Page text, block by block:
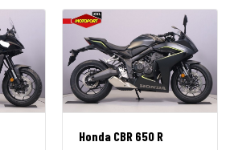
Honda CBR 650 R